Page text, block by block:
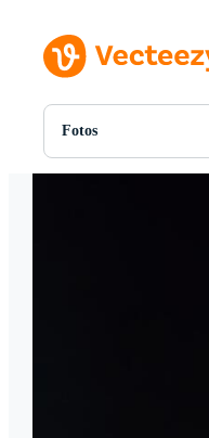
Fotos
Todas Imágenes